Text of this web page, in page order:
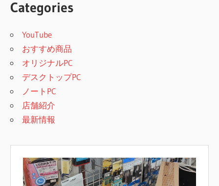
Categories
YouTube
おすすめ商品
オリジナルPC
デスクトップPC
ノートPC
店舗紹介
最新情報